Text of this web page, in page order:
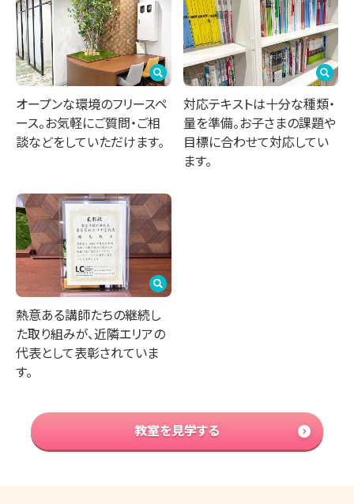
オープンな環境のフリースペ
ース。お気軽にご質問・ご相
談などをしていただけます。
対応テキストは十分な種類・
量を準備。お子さまの課題や
目標に合わせて対応してい
ます。
熱意ある講師たちの継続し
た取り組みが、近隣エリアの
代表として表彰されていま
す。
教室を見学する